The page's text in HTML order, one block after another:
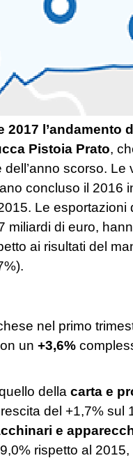
2017 l’andamento
Pistoia Prato,
scorso. Le
concluso il 2016
Le esportazioni
miliardi di euro,
ai risultati del
nel primo
un +3,6%
della carta e
del +1,7% sul
e
rispetto al